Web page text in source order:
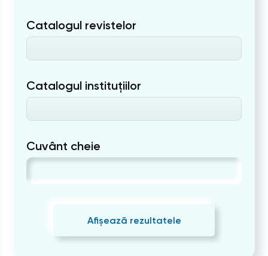
Catalogul revistelor
Catalogul instituțiilor
Cuvânt cheie
Afișează rezultatele